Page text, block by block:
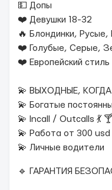
💵 Допы
❤️ Девушки 18-32
🔥 Блондинки, Русые,
❤️ Голубые, Серые,
❤️ Европейский стиль
💫 ВЫХОДНЫЕ,
💫 Богатые
💫 Incall / Outcalls 💃 🍸
💫 Работа от 300 usd
💫 Личные водители
🔹 ГАРАНТИЯ